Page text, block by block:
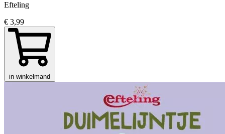
Efteling
€ 3,99
in winkelmand